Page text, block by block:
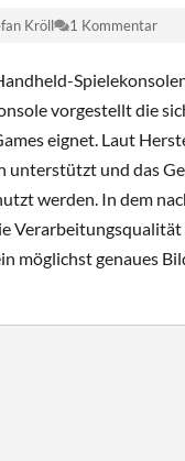
Kröll 1 Kommentar
vorgestellt die
eignet. Laut
unterstützt und das
werden. In dem
Verarbeitungsqualität
möglichst genaues